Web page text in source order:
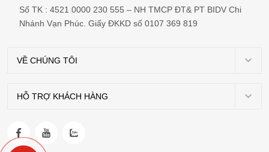
Số TK : 4521 0000 230 555 – NH TMCP ĐT& PT BIDV Chi
Nhánh Vạn Phúc. Giấy ĐKKD số 0107 369 819
VỀ CHÚNG TÔI
thiệu
HỖ TRỢ KHÁCH HÀNG
sách
vận